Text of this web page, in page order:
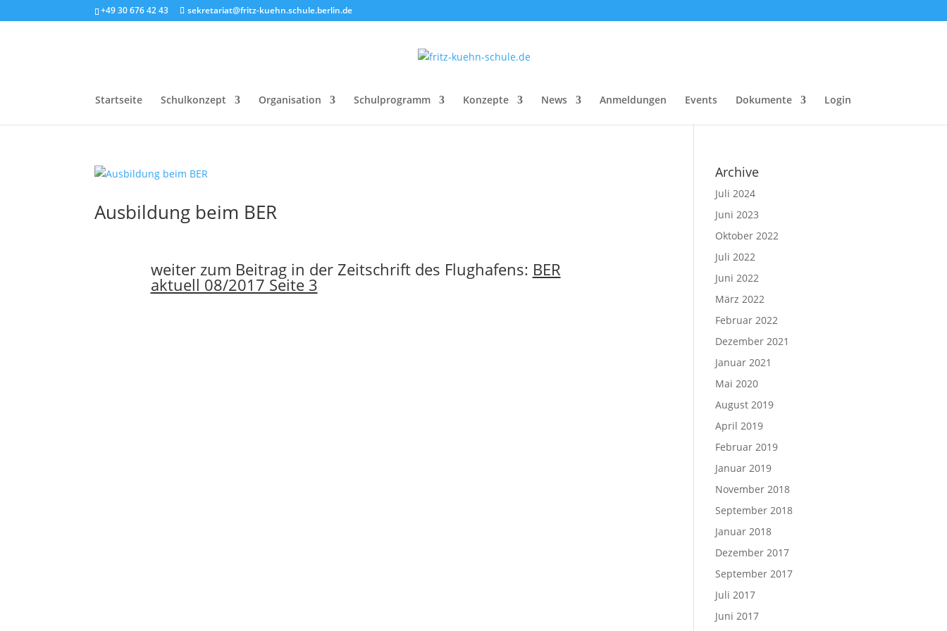
+49 30 676 42 43 sekretariat@fritz-kuehn.schule.berlin.de
Startseite Schulkonzept Organisation Schulprogramm Konzepte News Anmeldungen Events Dokumente Login
Ausbildung beim BER
weiter zum Beitrag in der Zeitschrift des Flughafens: BER
aktuell 08/2017 Seite 3
Archive
Juli 2024
Juni 2023
Oktober 2022
Juli 2022
Juni 2022
März 2022
Februar 2022
Dezember 2021
Januar 2021
Mai 2020
August 2019
April 2019
Februar 2019
Januar 2019
November 2018
September 2018
Januar 2018
Dezember 2017
September 2017
Juli 2017
Juni 2017